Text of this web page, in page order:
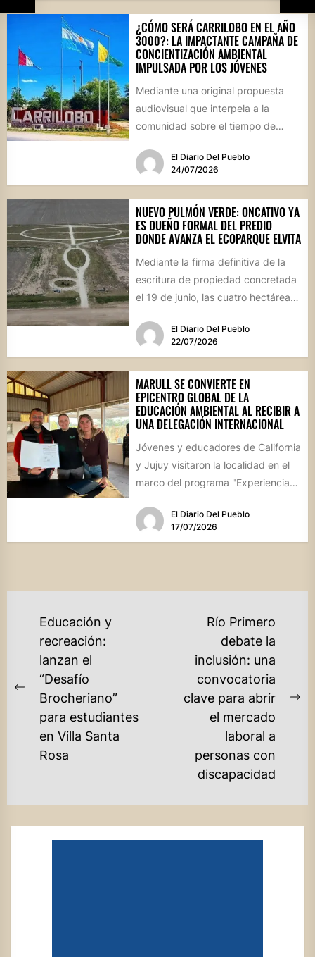
¿CÓMO SERÁ CARRILOBO EN EL AÑO
3000?: LA IMPACTANTE CAMPAÑA DE
CONCIENTIZACIÓN AMBIENTAL
IMPULSADA POR LOS JÓVENES
Mediante una original propuesta
audiovisual que interpela a la
comunidad sobre el tiempo de
Consejo...El Diario Del Pueblo
24/07/2026
NUEVO PULMÓN VERDE: ONCATIVO YA
ES DUEÑO FORMAL DEL PREDIO
DONDE AVANZA EL ECOPARQUE ELVITA
Mediante la firma definitiva de la
escritura de propiedad concretada
el 19 de junio, las cuatro hectáreas
El Diario Del Pueblo
22/07/2026
MARULL SE CONVIERTE EN
EPICENTRO GLOBAL DE LA
EDUCACIÓN AMBIENTAL AL RECIBIR A
UNA DELEGACIÓN INTERNACIONAL
Jóvenes y educadores de California
y Jujuy visitaron la localidad en el
marco del programa "Experiencia
El Diario Del Pueblo
17/07/2026
NAVEGACIÓN
ENTRADAS
Previous
post:
Educación y
recreación:
lanzan el
“Desafío
Brocheriano”
para estudiantes
en Villa Santa
Rosa
Río Primero
debate la
inclusión: una
convocatoria
clave para abrir
el mercado
laboral a
personas con
discapacidad